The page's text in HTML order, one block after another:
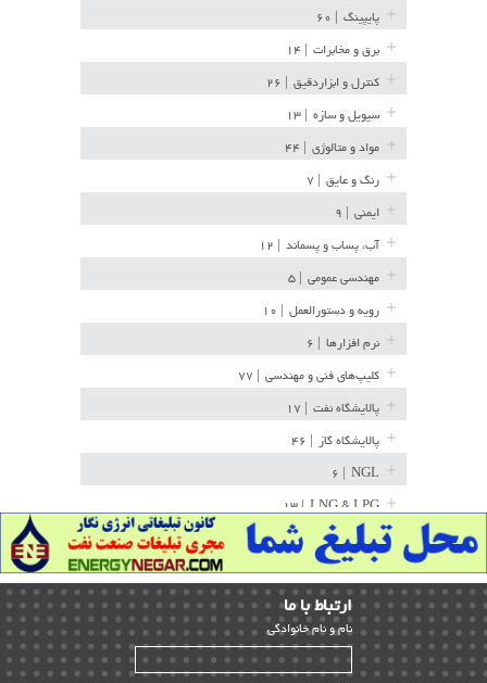
پایپینگ
برق و مخابرات
کنترل و ابزاردقیق
سیویل و سازه
مواد و متالوژی
رنگ و عایق
ایمنی
آب، پساب و پسماند
مهندسی عمومی
رویه و دستورالعمل
نرم افزارها
کلیپ‌های فنی و مهندسی
پالایشگاه نفت
پالایشگاه گاز
NGL
LNG & LPG | ۱۳
خط لوله | ۳۶
مخازن ذخیره | ۱۵
پتروشیمی | ۱۴
بازرسی و QC | ۱۵
HSE | ۳۹
ارﺗﺒﺎط ﺑﺎ ما
ﻧﺎم و ﻧﺎم ﺧﺎﻧﻮادﮔﻰ